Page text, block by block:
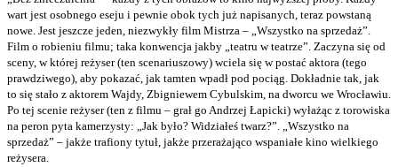
wart jest osobnego eseju i pewnie obok tych już napisanych, teraz powstaną
nowe. Jest jeszcze jeden, niezwykły film Mistrza – „Wszystko na sprzedaż”.
Film o robieniu filmu; taka konwencja jakby „teatru w teatrze”. Zaczyna się od
sceny, w której reżyser (ten scenariuszowy) wciela się w postać aktora (tego
prawdziwego), aby pokazać, jak tamten wpadł pod pociąg. Dokładnie tak, jak
to się stało z aktorem Wajdy, Zbigniewem Cybulskim, na dworcu we Wrocławiu.
Po tej scenie reżyser (ten z filmu – grał go Andrzej Łapicki) wyłażąc z torowiska
na peron pyta kamerzysty: „Jak było? Widziałeś twarz?”. „Wszystko na
sprzedaż” – jakże trafiony tytuł, jakże przerażająco wspaniałe kino wielkiego
reżysera.